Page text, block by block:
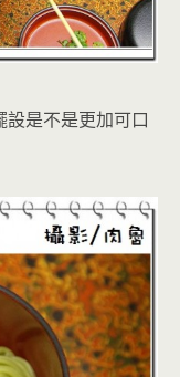
是不是更加可口